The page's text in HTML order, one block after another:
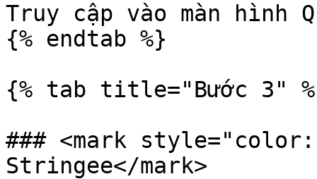
Truy cập vào màn hình
{% endtab %}
{% tab title="Bước 3"
### <mark
Stringee</mark>